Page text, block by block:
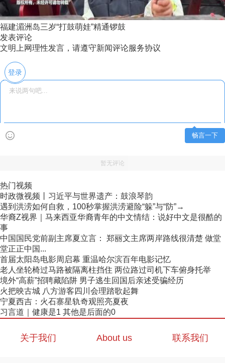
福建湄洲岛三岁“打鼓萌娃”精通锣鼓
发表评论
文明上网理性发言，请遵守新闻评论服务协议
登录
畅言一下
暂无评论
热门视频
时政微视频丨习近平与世界遗产：鼓浪琴韵
遇到洪涝如何自救，100秒掌握洪涝避险“躲”与“防”→
华裔Z视界｜马来西亚华裔青年的中文情结：说好中文是很酷的
事
中国国民党前副主席夏立言： 郑丽文主席两岸路线很清楚 做堂
堂正正中国...
首届太阳岛电影周启幕 重温哈尔滨百年电影记忆
老人坐轮椅过马路被隔离柱挡住 两位路过司机下车俯身托举
境外“高薪”招聘藏陷阱 男子逃生回国后亲述受骗经历
火把映古城 八方游客四川会理踏歌起舞
宁夏西吉：火石寨星轨奇观照亮夏夜
习言道｜健康是1 其他是后面的0
关于我们 About us 联系我们